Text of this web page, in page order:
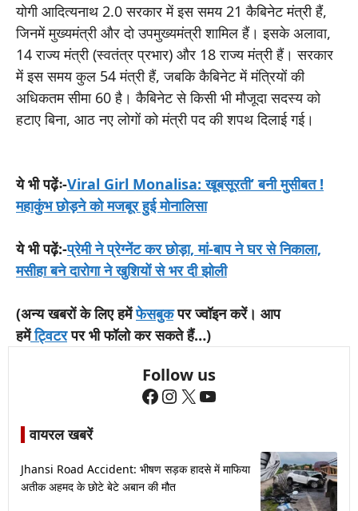
योगी आदित्यनाथ 2.0 सरकार में इस समय 21 कैबिनेट मंत्री हैं,
जिनमें मुख्यमंत्री और दो उपमुख्यमंत्री शामिल हैं। इसके अलावा,
14 राज्य मंत्री (स्वतंत्र प्रभार) और 18 राज्य मंत्री हैं। सरकार
में इस समय कुल 54 मंत्री हैं, जबकि कैबिनेट में मंत्रियों की
अधिकतम सीमा 60 है। कैबिनेट से किसी भी मौजूदा सदस्य को
हटाए बिना, आठ नए लोगों को मंत्री पद की शपथ दिलाई गई।
ये भी पढ़ेंः-Viral Girl Monalisa: खूबसूरती’ बनी मुसीबत !
महाकुंभ छोड़ने को मजबूर हुई मोनालिसा
ये भी पढ़ें:-प्रेमी ने प्रेग्नेंट कर छोड़ा, मां-बाप ने घर से निकाला,
मसीहा बने दारोगा ने खुशियों से भर दी झोली
(अन्य खबरों के लिए हमेंफेसबुकपर ज्वॉइन करें। आप
हमेंट्विटरपर भी फॉलो कर सकते हैं…)
Follow us
Facebook
Instagram
X YouTube
वायरल खबरें
Jhansi Road Accident: भीषण सड़क हादसे में माफिया
अतीक अहमद के छोटे बेटे अबान की मौत